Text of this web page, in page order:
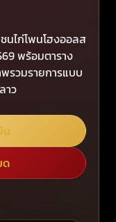
นไก่โพนโฮงออลส
พร้อมตาราง
รวมรายการแบบ
าว
น
ด